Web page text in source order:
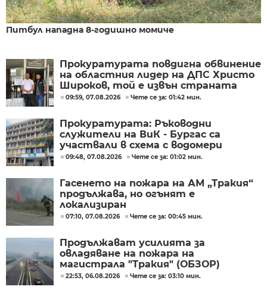
Питбул нападна 8-годишно момиче
Прокуратурата повдигна обвинение
на областния лидер на ДПС Христо
Широков, той е извън страната
09:59, 07.08.2026 Чете се за: 01:42 мин.
Прокуратурата: Ръководни
служители на ВиК - Бургас са
участвали в схема с водомери
09:48, 07.08.2026 Чете се за: 01:02 мин.
Гасенето на пожара на АМ „Тракия“
продължава, но огънят е
локализиран
07:10, 07.08.2026 Чете се за: 00:45 мин.
Продължават усилията за
овладяване на пожара на
магистрала "Тракия" (ОБЗОР)
22:53, 06.08.2026 Чете се за: 03:10 мин.